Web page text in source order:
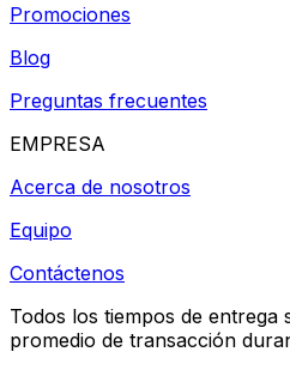
Promociones
Blog
Preguntas frecuentes
EMPRESA
Acerca de nosotros
Equipo
Contáctenos
Todos los tiempos de entrega
promedio de transacción